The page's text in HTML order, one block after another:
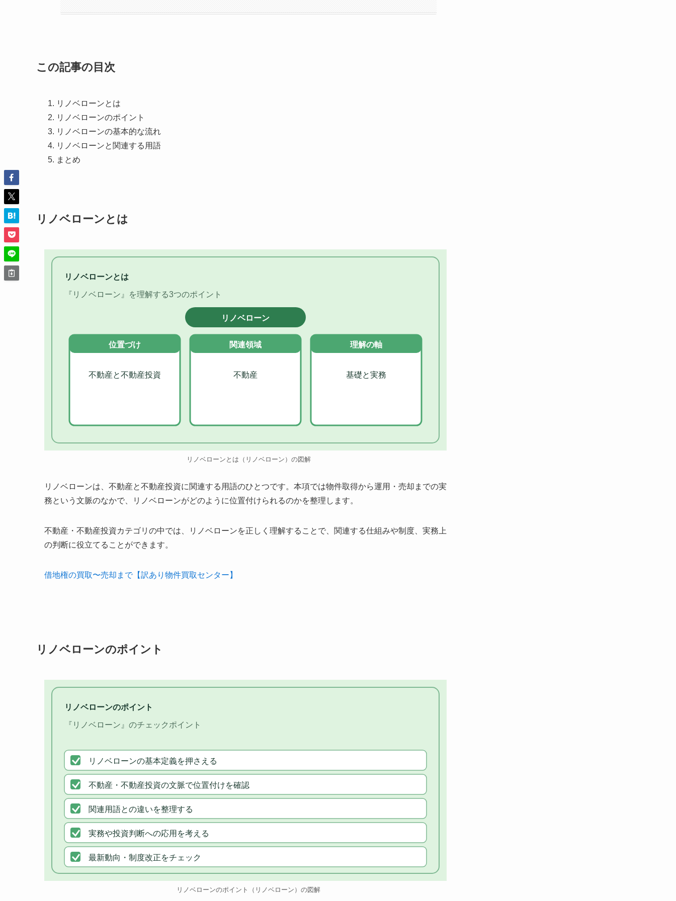
この記事の目次
リノベローンとは
リノベローンのポイント
リノベローンの基本的な流れ
リノベローンと関連する用語
まとめ
リノベローンとは
リノベローンとは
『リノベローン』を理解する3つのポイント
リノベローン
位置づけ
不動産と不動産投資
関連領域
不動産
理解の軸
基礎と実務
リノベローンとは（リノベローン）の図解
リノベローンは、不動産と不動産投資に関連する用語のひとつです。本項では物件取得から運用・売却までの実
務という文脈のなかで、リノベローンがどのように位置付けられるのかを整理します。
不動産・不動産投資カテゴリの中では、リノベローンを正しく理解することで、関連する仕組みや制度、実務上
の判断に役立てることができます。
借地権の買取〜売却まで【訳あり物件買取センター】
リノベローンのポイント
リノベローンのポイント
『リノベローン』のチェックポイント
リノベローンの基本定義を押さえる
不動産・不動産投資の文脈で位置付けを確認
関連用語との違いを整理する
実務や投資判断への応用を考える
最新動向・制度改正をチェック
リノベローンのポイント（リノベローン）の図解